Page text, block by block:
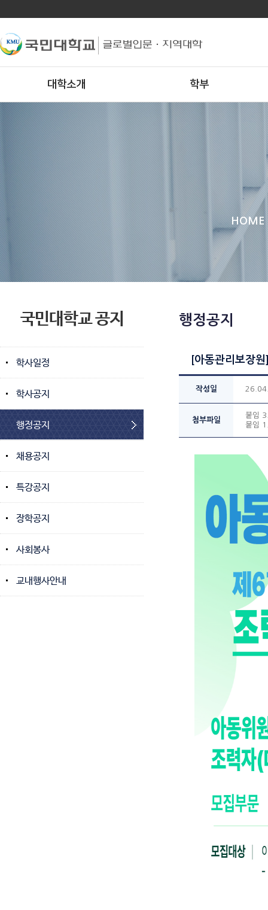
대학소개 학부
HOME
국민대학교 공지
학사일정
학사공지
행정공지
채용공지
특강공지
장학공지
사회봉사
교내행사안내
행정공지
[아동관리보장
작성일
첨부파일
붙임
붙임